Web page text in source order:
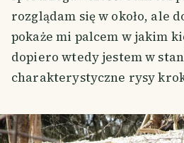
rozglądam się w około, ale
pokaże mi palcem w jakim
dopiero wtedy jestem w
charakterystyczne rysy